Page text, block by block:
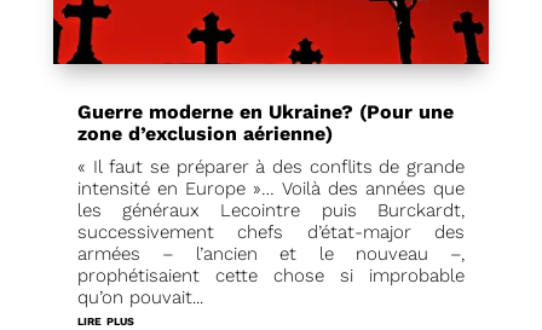
Guerre moderne en Ukraine? (Pour une
zone d’exclusion aérienne)
« Il faut se préparer à des conflits de grande
intensité en Europe »… Voilà des années que
les généraux Lecointre puis Burckardt,
successivement chefs d’état-major des
armées – l’ancien et le nouveau –,
prophétisaient cette chose si improbable
qu’on pouvait...
lire plus